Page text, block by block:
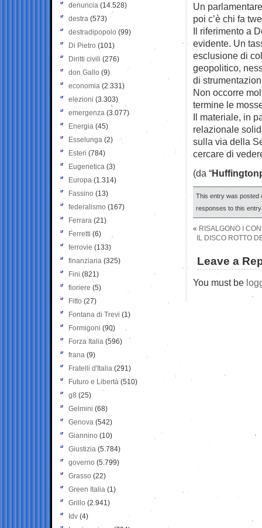
Un
poi c’è chi fa
Il riferimento a
evidente. Un
esclusione di
geopolitico,
di
Non occorre
termine le
Il materiale, in
relazionale
sulla via della
cercare di
(da “
This entry was posted
responses to this
« RISALGONO I
IL DISCO ROTTO
Leave a
You must be
denuncia (14.528)
destra (573)
destradipopolo (99)
Di Pietro (101)
Diritti civili (276)
don Gallo (9)
economia (2.331)
elezioni (3.303)
emergenza (3.077)
Energia (45)
Esselunga (2)
Esteri (784)
Eugenetica (3)
Europa (1.314)
Fassino (13)
federalismo (167)
Ferrara (21)
Ferretti (6)
ferrovie (133)
finanziaria (325)
Fini (821)
fioriere (5)
Fitto (27)
Fontana di Trevi (1)
Formigoni (90)
Forza Italia (596)
frana (9)
Fratelli d'Italia (291)
Futuro e Libertà (510)
g8 (25)
Gelmini (68)
Genova (542)
Giannino (10)
Giustizia (5.784)
governo (5.799)
Grasso (22)
Green Italia (1)
Grillo (2.941)
Idv (4)